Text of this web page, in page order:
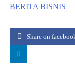
BERITA BISNIS
Share on